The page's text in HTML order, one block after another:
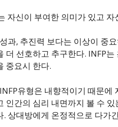
자신이 부여한 의미가 있고
과, 추진력 보다는 이상이 중
더 선호하고 추구한다. INFP
중요시 한다.
유형은 내향적이기 때문에
인간의 심리 내면까지 볼 수
. 상대방에게 온정적으로 다가